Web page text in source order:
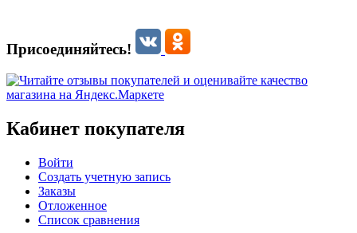
Присоединяйтесь!
Кабинет покупателя
Войти
Создать учетную запись
Заказы
Отложенное
Список сравнения